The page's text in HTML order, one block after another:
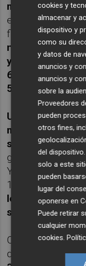
momento
encontró la
fin
logró el
necesitaba. No
y, con su saque
6-4 y forzó el
57 minutos.
Un partidazo, el
más con los dos
sí mismos. Con
golpe al quebrar
Yendo con
15-40 y de otra
le veía más
su buen
Carlos tenía a
dominaba en el
cookies y
almacenar y
dispositivo y
como su
y datos de
anuncios y
anuncios y
sobre la
Proveedores
pueden
otros fines,
del
solo a este
pueden
lugar del
oponerse en
Puede retirar
cualquier
cookies.